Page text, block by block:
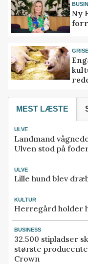
Ny
GRISE
MEST LÆSTE
ULVE
Landmand
Ulven stod på
ULVE
Lille hund blev
KULTUR
Herregård holder
BUSINESS
32.500 stipladser
største
Crown